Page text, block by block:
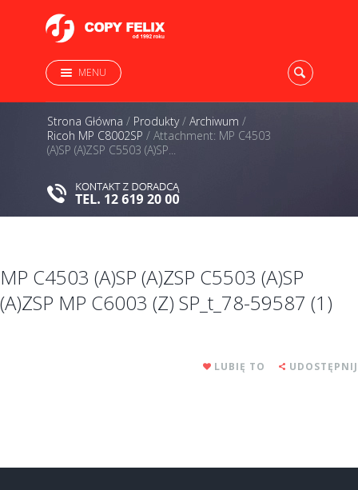
MENU
Strona Główna / Produkty/ Archiwum /
Ricoh MP C8002SP / Attachment: MP C4503
(A)SP (A)ZSP C5503 (A)SP...
MP C4503 (A)SP (A)ZSP C5503 (A)SP
(A)ZSP MP C6003 (Z) SP_t_78-59587 (1)
LUBIĘ TO UDOSTĘPNIJ